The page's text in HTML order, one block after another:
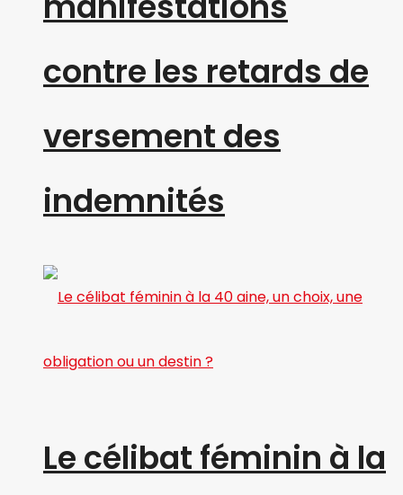
contre les retards de
versement des
indemnités
Le célibat féminin à la